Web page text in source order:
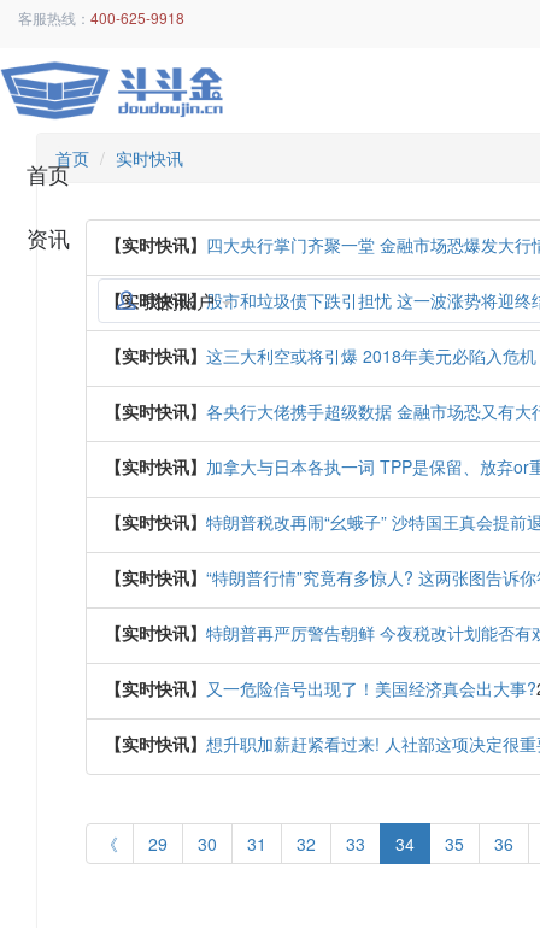
客服热线： 400-625-9918
首页
资讯
我的账户
首页 实时快讯
【实时快讯】 四大央行掌门齐聚一堂 金融市场恐爆发大行
【实时快讯】股市和垃圾债下跌引担忧 这一波涨势将迎终
【实时快讯】 这三大利空或将引爆 2018年美元必陷入危
【实时快讯】 各央行大佬携手超级数据 金融市场恐又有大
【实时快讯】 加拿大与日本各执一词 TPP是保留、放弃or
【实时快讯】 特朗普税改再闹“幺蛾子” 沙特国王真会提前
【实时快讯】 “特朗普行情”究竟有多惊人? 这两张图告诉
【实时快讯】 特朗普再严厉警告朝鲜 今夜税改计划能否有
【实时快讯】 又一危险信号出现了！美国经济真会出大事?
【实时快讯】 想升职加薪赶紧看过来! 人社部这项决定很
《 29 30 31 32 33 34 35 36